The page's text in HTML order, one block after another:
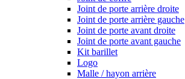
Joint de porte arrière droite
Joint de porte arrière gauche
Joint de porte avant droite
Joint de porte avant gauche
Kit barillet
Logo
Malle / hayon arrière